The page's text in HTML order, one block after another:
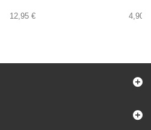
12,95 € 4,90 €